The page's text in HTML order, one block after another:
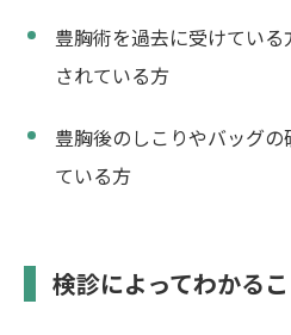
豊胸術を過去に受けてい
されている方
豊胸後のしこりやバッグ
ている方
検診によってわかる